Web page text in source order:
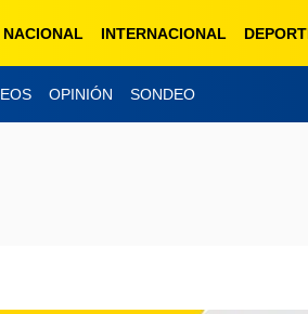
NACIONAL INTERNACIONAL
OPINIÓN SONDEO